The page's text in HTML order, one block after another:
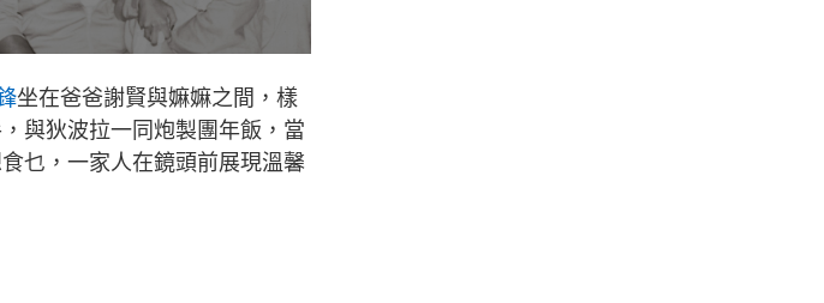
坐在爸爸謝賢與嫲嫲之間，樣
與狄波拉一同炮製團年飯，當
乜，一家人在鏡頭前展現溫馨